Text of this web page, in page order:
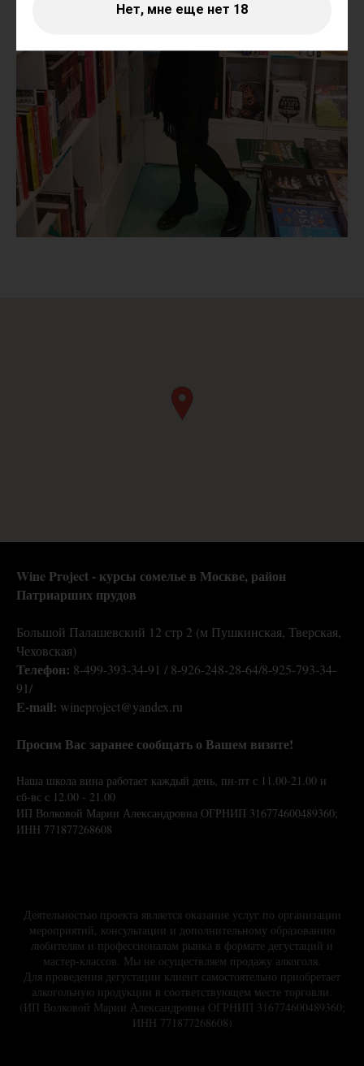
Нет, мне еще нет 18
Wine Project - курсы сомелье в Москве,район
Патриарших прудов
Большой Палашевский 12 стр 2 (м Пушкинская, Тверская,
Чеховская)
Телефон: 8-499-393-34-91 / 8-926-248-28-64/8-925-793-34-
91/
E-mail: wineproject@yandex.ru
Просим Вас заранее сообщать о Вашем визите!
Наша школа вина работает каждый день, пн-пт с 11.00-21.00 и
сб-вс с 12.00 - 21.00
ИП Волковой Марии Александровна ОГРНИП 316774600489360;
ИНН 771877268608
Деятельностью проекта является оказание услуг по организации
мероприятий, консультации и дополнительному образованию
любителям и профессионалам рынка в формате дегустаций и
мастер-классов. Мы не осуществляем продажу алкоголя.
Для проведения дегустации клиент самостоятельно приобретает
алкогольную продукции в соответствующем месте торговли.
(ИП Волковой Марии Александровна ОГРНИП 316774600489360;
ИНН 771877268608)